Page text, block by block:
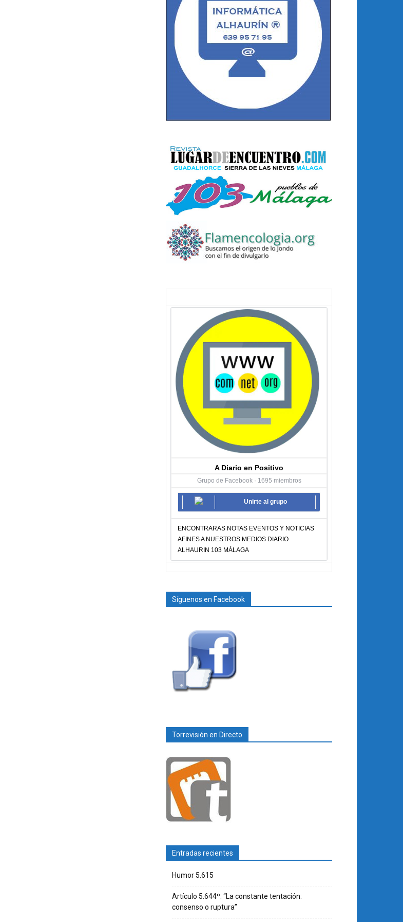
A Diario en Positivo
Grupo de Facebook · 1695 miembros
Unirte al grupo
ENCONTRARAS NOTAS EVENTOS Y NOTICIAS
AFINES A NUESTROS MEDIOS DIARIO
ALHAURIN 103 MÁLAGA
Síguenos en Facebook
Torrevisión en Directo
Entradas recientes
Humor 5.615
Artículo 5.644º: “La constante tentación:
consenso o ruptura”